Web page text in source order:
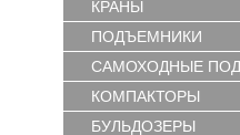
КРАНЫ
ПОДЪЕМНИКИ
САМОХОДНЫЕ
КОМПАКТОРЫ
БУЛЬДОЗЕРЫ